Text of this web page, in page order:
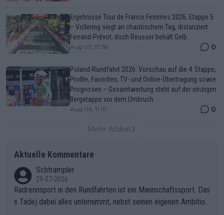
Ergebnisse Tour de France Femmes 2026, Etappe 5
– Vollering siegt an chaotischem Tag, distanziert
Ferrand-Prévot, doch Reusser behält Gelb
Aug 05, 17:58 0
Poland-Rundfahrt 2026: Vorschau auf die 4. Etappe,
Profile, Favoriten, TV- und Online-Übertragung sowie
Prognosen – Gesamtwertung steht auf der einzigen
Bergetappe vor dem Umbruch
Aug 06, 11:10 0
Mehr Artikel
Aktuelle Kommentare
Schtrampler
29-07-2026
Radrennsport in den Rundfahrten ist ein Mannschaftssport. Das
s Tadej dabei alles unternimmt, nebst seinen eigenen Ambition